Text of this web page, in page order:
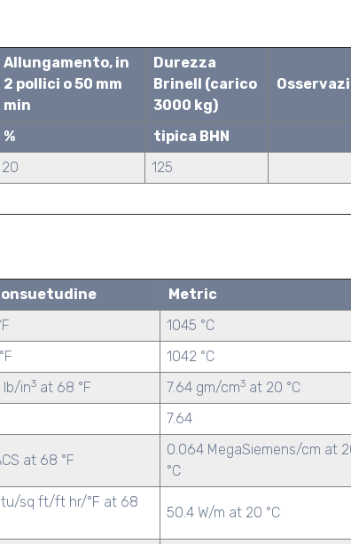
Allungamento, in
2 pollici o 50 mm
min
Durezza
Brinell (carico
3000 kg)
%
tipica BHN
20 125
Metric
1045 °C
1042 °C
lb/in3 at 68 °F 7.64 gm/cm3 at 20 °C
7.64
at 68 °F
0.064 MegaSiemens/cm at
°C
sq ft/ft hr/°F at 68
50.4 W/m at 20 °C